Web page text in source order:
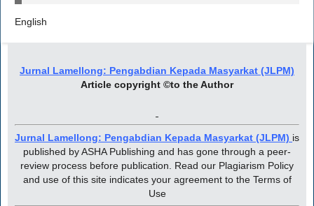
English
Jurnal Lamellong: Pengabdian Kepada Masyarkat (JLPM)
Article copyright ©to the Author
Jurnal Lamellong: Pengabdian Kepada Masyarkat (JLPM) is
published by ASHA Publishing and has gone through a peer-
review process before publication. Read our Plagiarism Policy
and use of this site indicates your agreement to the Terms of
Use